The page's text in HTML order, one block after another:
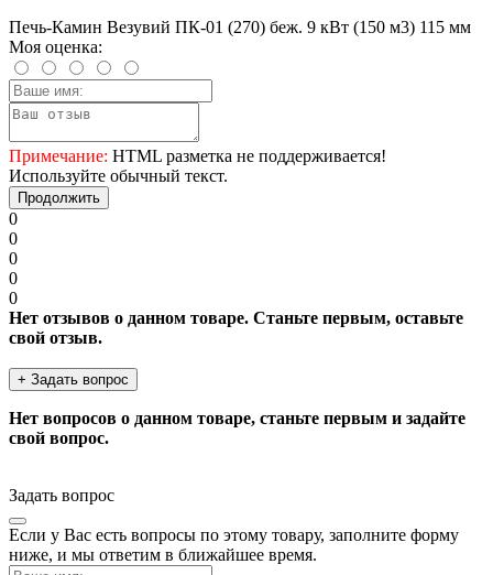
Печь-Камин Везувий ПК-01 (270) беж. 9 кВт (150 м3) 115 мм
Моя оценка:
Примечание: HTML разметка не поддерживается!
Используйте обычный текст.
Продолжить
0
0
0
0
0
Нет отзывов о данном товаре. Станьте первым, оставьте
свой отзыв.
+ Задать вопрос
Нет вопросов о данном товаре, станьте первым и задайте
свой вопрос.
Задать вопрос
Если у Вас есть вопросы по этому товару, заполните форму
ниже, и мы ответим в ближайшее время.